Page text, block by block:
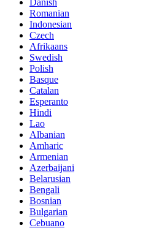
Danish
Romanian
Indonesian
Czech
Afrikaans
Swedish
Polish
Basque
Catalan
Esperanto
Hindi
Lao
Albanian
Amharic
Armenian
Azerbaijani
Belarusian
Bengali
Bosnian
Bulgarian
Cebuano